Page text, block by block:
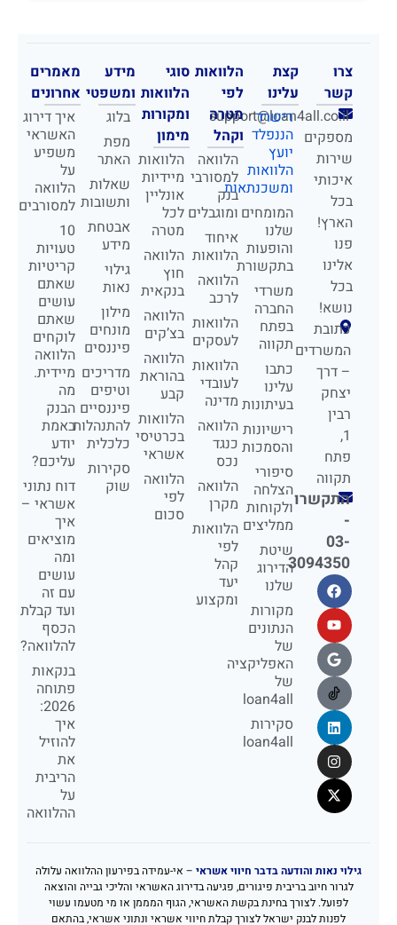
צרו
קשר
support@loan4all.co.il
מספקים
שירות
איכותי
בכל
הארץ!
פנו
אלינו
בכל
נושא!
כתובת
המשרדים
– דרך
יצחק
רבין
1,
פתח
תקווה
התקשרו
-
03-
3094350
קצת
עלינו
רישרד
הננפלד
יועץ
הלוואות
ומשכנתאות
המומחים
שלנו
והופעות
בתקשורת
משרדי
החברה
בפתח
תקווה
כתבו
עלינו
בעיתונות
רישיונות
והסמכות
סיפורי
הצלחה
ולקוחות
ממליצים
שיטת
הדירוג
שלנו
מקורות
הנתונים
של
האפליקציה
של
loan4all
סקירות
loan4all
הלוואות
לפי
מטרה
וקהל
הלוואה
למסורבי
בנק
ומוגבלים
איחוד
הלוואות
הלוואה
לרכב
הלוואות
לעסקים
הלוואות
לעובדי
מדינה
הלוואה
כנגד
נכס
הלוואה
מקרן
הלוואות
לפי
קהל
יעד
ומקצוע
סוגי
הלוואות
ומקורות
מימון
הלוואות
מיידיות
אונליין
לכל
מטרה
הלוואה
חוץ
בנקאית
הלוואה
בצ’קים
הלוואה
בהוראת
קבע
הלוואות
בכרטיסי
אשראי
הלוואה
לפי
סכום
מידע
ומשפטי
בלוג
מפת
האתר
שאלות
ותשובות
אבטחת
מידע
גילוי
נאות
מילון
מונחים
פיננסים
מדריכים
וטיפים
פיננסיים
להתנהלות
כלכלית
סקירות
שוק
מאמרים
אחרונים
איך דירוג
האשראי
משפיע
על
הלוואה
למסורבים
10
טעויות
קריטיות
שאתם
עושים
שאתם
לוקחים
הלוואה
מיידית.
מה
הבנק
באמת
יודע
עליכם?
דוח נתוני
אשראי –
איך
מוציאים
ומה
עושים
עם זה
ועד קבלת
הכסף
להלוואה?
בנקאות
פתוחה
2026:
איך
להוזיל
את
הריבית
על
ההלוואה
גילוי נאות והודעה בדבר חיווי אשראי – אי-עמידה בפירעון ההלוואה עלולה
לגרור חיוב בריבית פיגורים, פגיעה בדירוג האשראי והליכי גבייה והוצאה
לפועל. לצורך בחינת בקשת האשראי, הגוף המממן או מי מטעמו עשוי
לפנות לבנק ישראל לצורך קבלת חיווי אשראי ונתוני אשראי, בהתאם